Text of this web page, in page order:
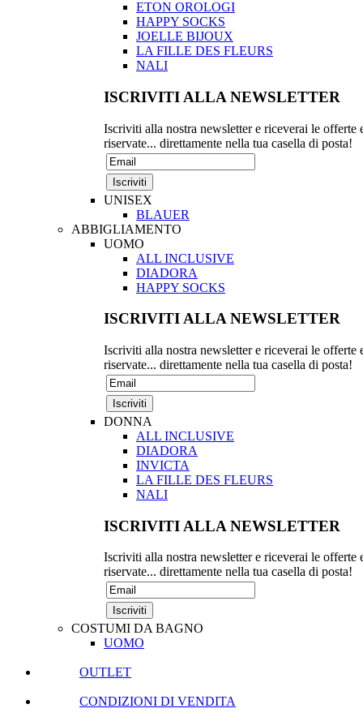
ETON OROLOGI
HAPPY SOCKS
JOELLE BIJOUX
LA FILLE DES FLEURS
NALI
ISCRIVITI ALLA NEWSLETTER
Iscriviti alla nostra newsletter e riceverai le offerte
riservate... direttamente nella tua casella di posta!
UNISEX
BLAUER
ABBIGLIAMENTO
UOMO
ALL INCLUSIVE
DIADORA
HAPPY SOCKS
ISCRIVITI ALLA NEWSLETTER
Iscriviti alla nostra newsletter e riceverai le offerte
riservate... direttamente nella tua casella di posta!
DONNA
ALL INCLUSIVE
DIADORA
INVICTA
LA FILLE DES FLEURS
NALI
ISCRIVITI ALLA NEWSLETTER
Iscriviti alla nostra newsletter e riceverai le offerte
riservate... direttamente nella tua casella di posta!
COSTUMI DA BAGNO
UOMO
OUTLET
CONDIZIONI DI VENDITA